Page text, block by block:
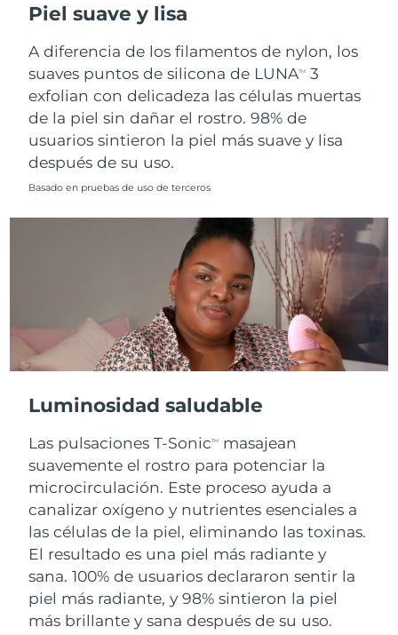
Piel suave y lisa
A diferencia de los filamentos de nylon, los
suaves puntos de silicona de LUNATM
3
exfolian con delicadeza las células muertas
de la piel sin dañar el rostro. 98% de
usuarios sintieron la piel más suave y lisa
después de su uso.
Basado en pruebas de uso de terceros
Luminosidad saludable
Las pulsaciones T-SonicTM
masajean
suavemente el rostro para potenciar la
microcirculación. Este proceso ayuda a
canalizar oxígeno y nutrientes esenciales a
las células de la piel, eliminando las toxinas.
El resultado es una piel más radiante y
sana. 100% de usuarios declararon sentir la
piel más radiante, y 98% sintieron la piel
más brillante y sana después de su uso.